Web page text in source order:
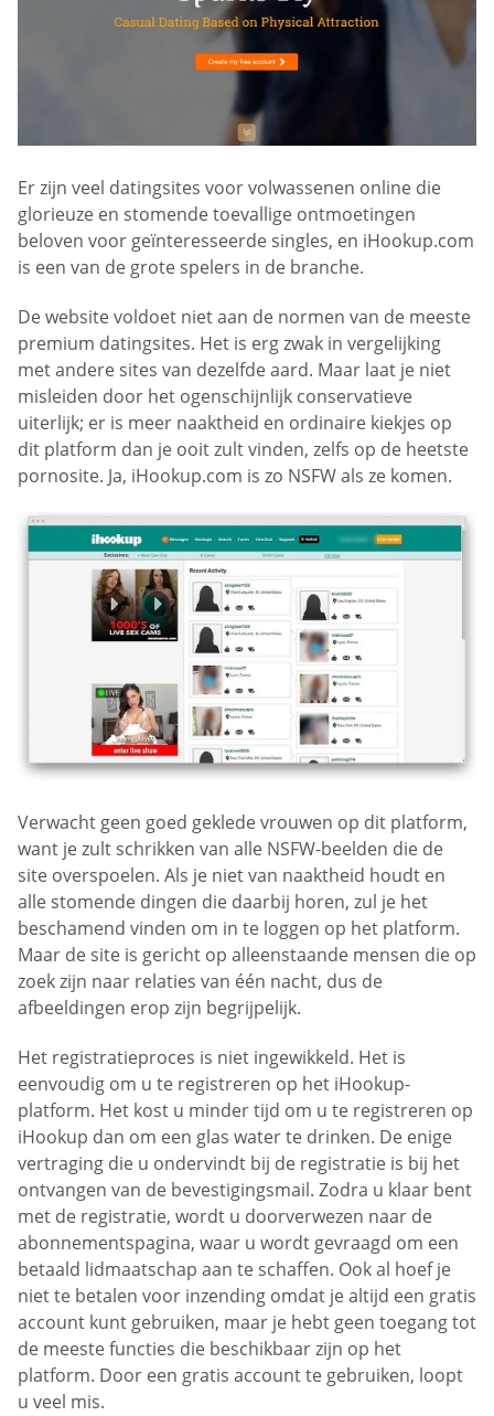
Er zijn veel datingsites voor volwassenen online die
glorieuze en stomende toevallige ontmoetingen
beloven voor geïnteresseerde singles, en iHookup.com
is een van de grote spelers in de branche.
De website voldoet niet aan de normen van de meeste
premium datingsites. Het is erg zwak in vergelijking
met andere sites van dezelfde aard. Maar laat je niet
misleiden door het ogenschijnlijk conservatieve
uiterlijk; er is meer naaktheid en ordinaire kiekjes op
dit platform dan je ooit zult vinden, zelfs op de heetste
pornosite. Ja, iHookup.com is zo NSFW als ze komen.
Verwacht geen goed geklede vrouwen op dit platform,
want je zult schrikken van alle NSFW-beelden die de
site overspoelen. Als je niet van naaktheid houdt en
alle stomende dingen die daarbij horen, zul je het
beschamend vinden om in te loggen op het platform.
Maar de site is gericht op alleenstaande mensen die op
zoek zijn naar relaties van één nacht, dus de
afbeeldingen erop zijn begrijpelijk.
Het registratieproces is niet ingewikkeld. Het is
eenvoudig om u te registreren op het iHookup-
platform. Het kost u minder tijd om u te registreren op
iHookup dan om een glas water te drinken. De enige
vertraging die u ondervindt bij de registratie is bij het
ontvangen van de bevestigingsmail. Zodra u klaar bent
met de registratie, wordt u doorverwezen naar de
abonnementspagina, waar u wordt gevraagd om een
betaald lidmaatschap aan te schaffen. Ook al hoef je
niet te betalen voor inzending omdat je altijd een gratis
account kunt gebruiken, maar je hebt geen toegang tot
de meeste functies die beschikbaar zijn op het
platform. Door een gratis account te gebruiken, loopt
u veel mis.